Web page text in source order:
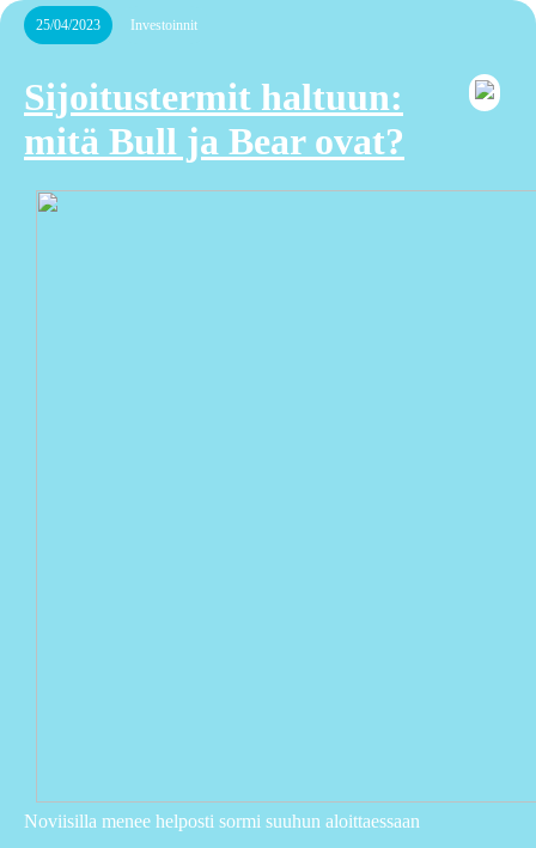
25/04/2023 Investoinnit
Sijoitustermit haltuun:
mitä Bull ja Bear ovat?
Noviisilla menee helposti sormi suuhun aloittaessaan